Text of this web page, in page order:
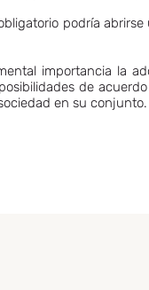
podría
importancia la
de
en su conjunto.